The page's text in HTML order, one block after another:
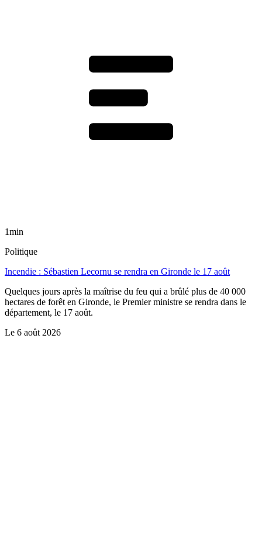
1min
Politique
Incendie : Sébastien Lecornu se rendra en Gironde le 17 août
Quelques jours après la maîtrise du feu qui a brûlé plus de 40 000
hectares de forêt en Gironde, le Premier ministre se rendra dans le
département, le 17 août.
Le 6 août 2026